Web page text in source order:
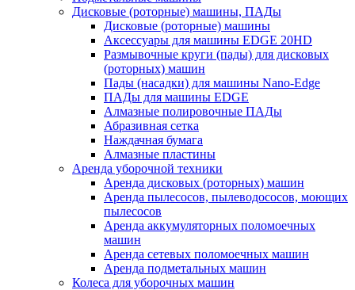
Дисковые (роторные) машины, ПАДы
Дисковые (роторные) машины
Аксессуары для машины EDGE 20HD
Размывочные круги (пады) для дисковых
(роторных) машин
Пады (насадки) для машины Nano-Edge
ПАДы для машины EDGE
Алмазные полировочные ПАДы
Абразивная сетка
Наждачная бумага
Алмазные пластины
Аренда уборочной техники
Аренда дисковых (роторных) машин
Аренда пылесосов, пылеводососов, моющих
пылесосов
Аренда аккумуляторных поломоечных
машин
Аренда сетевых поломоечных машин
Аренда подметальных машин
Колеса для уборочных машин